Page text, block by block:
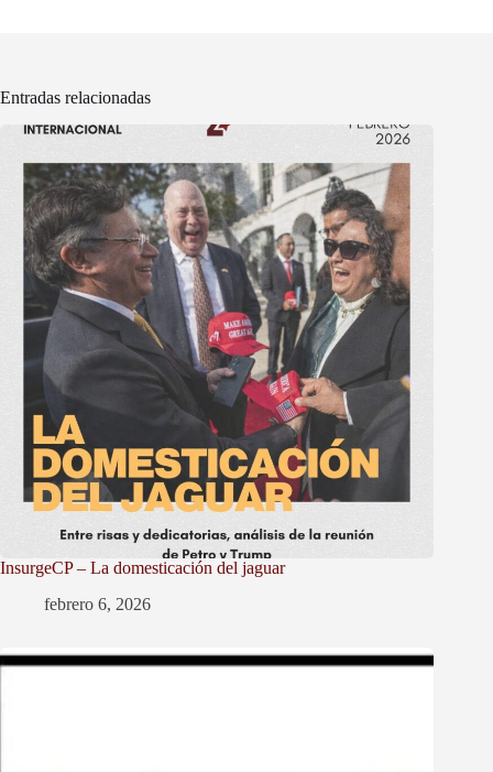
Entradas relacionadas
InsurgeCP – La domesticación del jaguar
febrero 6, 2026